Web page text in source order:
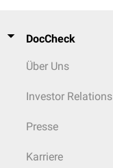
DocCheck
Über Uns
Investor Relations
Presse
Karriere